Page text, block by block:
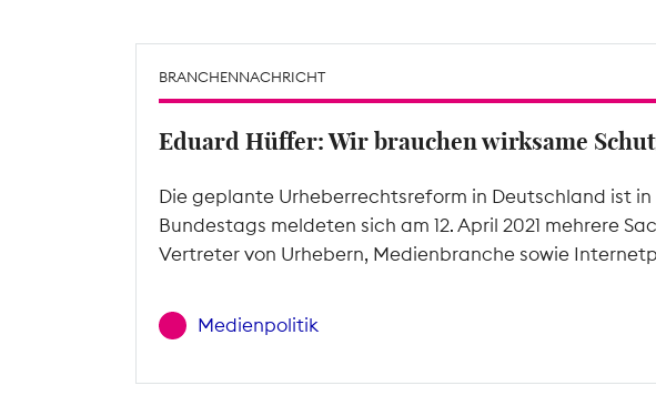
BRANCHENNACHRICHT
Eduard Hüffer: Wir brauchen wirksame
Die geplante Urheberrechtsreform in Deutschland ist
Bundestags meldeten sich am 12. April 2021 mehrere
Vertreter von Urhebern, Medienbranche sowie
Medienpolitik